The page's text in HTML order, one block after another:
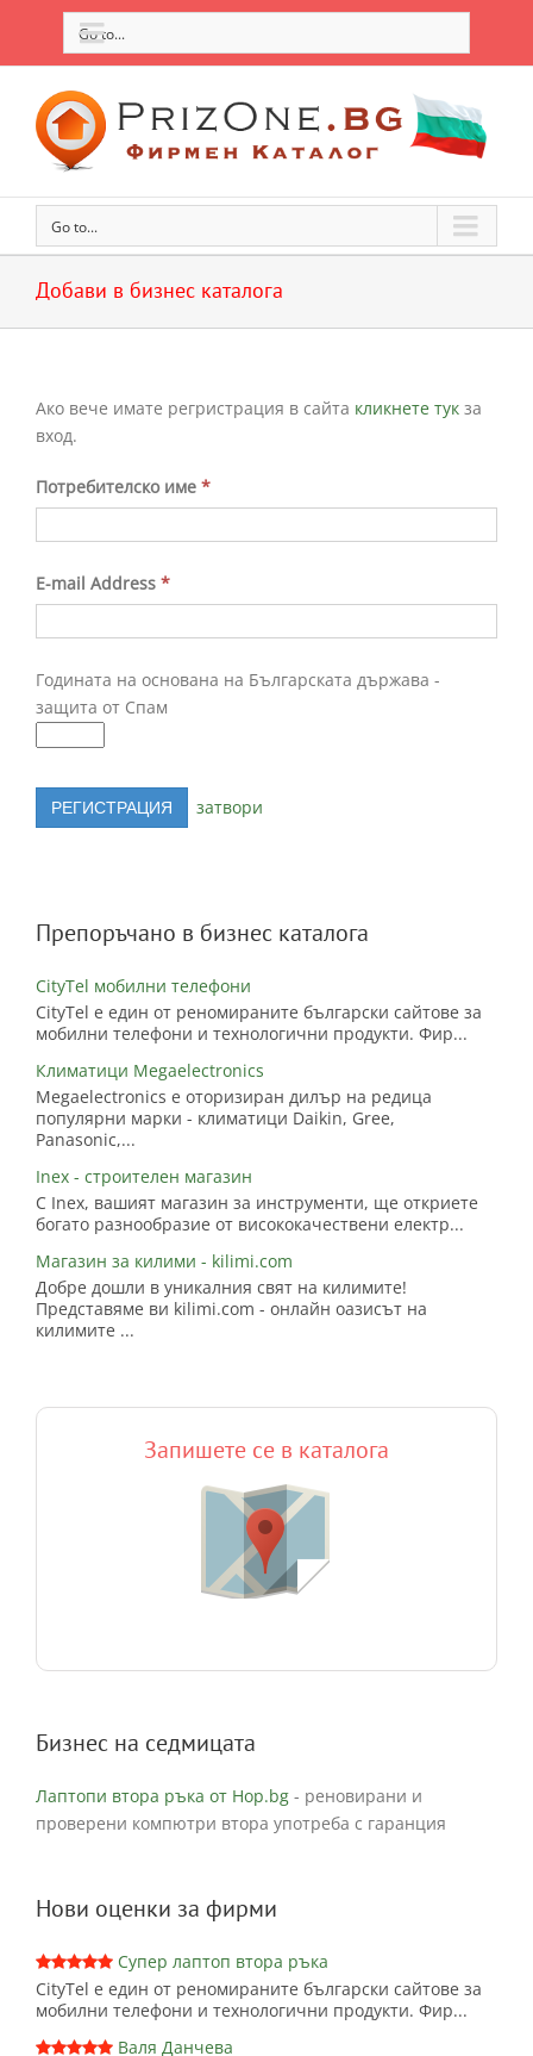
Go to...
Go to...
Добави в бизнес каталога
Ако вече имате регристрация в сайта кликнете тук за
вход.
Потребителско име *
E-mail Address *
Годината на основана на Българската държава -
защита от Спам
затвори
Препоръчано в бизнес каталога
CityTel мобилни телефони
CityTel е един от реномираните български сайтове за
мобилни телефони и технологични продукти. Фир...
Климатици Megaelectronics
Megaelectronics е оторизиран дилър на редица
популярни марки - климатици Daikin, Gree,
Panasonic,...
Inex - строителен магазин
С Inex, вашият магазин за инструменти, ще откриете
богато разнообразие от висококачествени електр...
Магазин за килими - kilimi.com
Добре дошли в уникалния свят на килимите!
Представяме ви kilimi.com - онлайн оазисът на
килимите ...
Запишете се в каталога
Бизнес на седмицата
Лаптопи втора ръка от Hop.bg - реновирани и
проверени компютри втора употреба с гаранция
Нови оценки за фирми
Супер лаптоп втора ръка
CityTel е един от реномираните български сайтове за
мобилни телефони и технологични продукти. Фир...
Валя Данчева